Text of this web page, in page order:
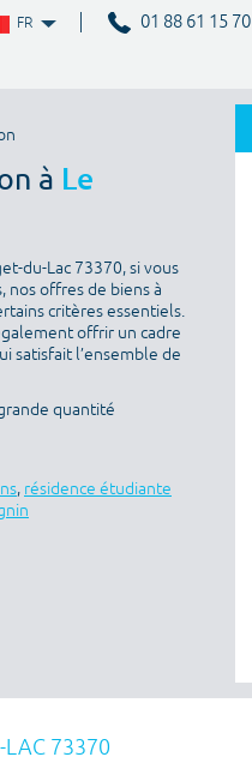
FR 01 88 61 15 70
à Le
du-Lac 73370, si vous
nos offres de biens à
critères essentiels.
offrir un cadre
satisfait l’ensemble de
quantité
, résidence étudiante
LAC 73370